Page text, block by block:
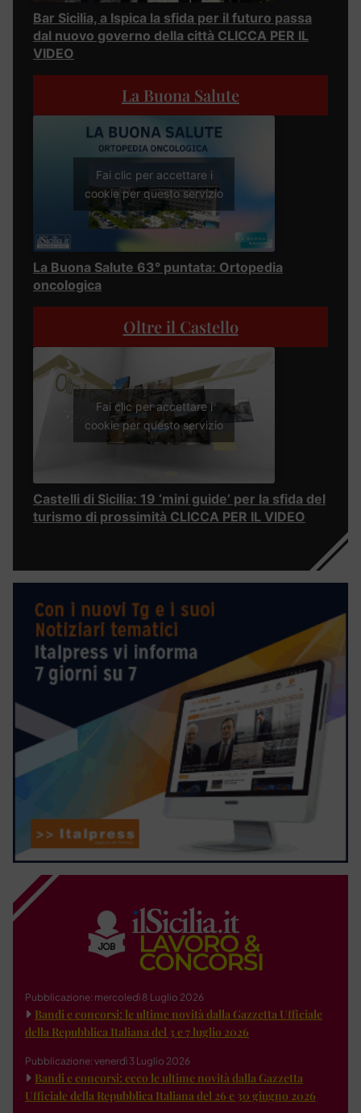
Bar Sicilia, a Ispica la sfida per il futuro passa
dal nuovo governo della città CLICCA PER IL
VIDEO
La Buona Salute
Fai clic per accettare i
cookie per questo servizio
La Buona Salute 63° puntata: Ortopedia
oncologica
Oltre il Castello
Fai clic per accettare i
cookie per questo servizio
Castelli di Sicilia: 19 ‘mini guide’ per la sfida del
turismo di prossimità CLICCA PER IL VIDEO
Pubblicazione: mercoledì 8 Luglio 2026
Bandi e concorsi: le ultime novità dalla Gazzetta Ufficiale
della Repubblica Italiana del 3 e 7 luglio 2026
Pubblicazione: venerdì 3 Luglio 2026
Bandi e concorsi: ecco le ultime novità dalla Gazzetta
Ufficiale della Repubblica Italiana del 26 e 30 giugno 2026